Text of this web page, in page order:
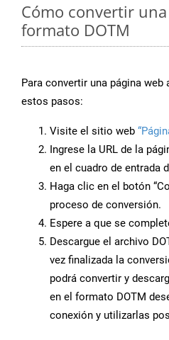
Cómo convertir
formato DOTM
Para convertir una página
estos pasos:
Visite el sitio web
Ingrese la URL de la
en el cuadro de entrada
Haga clic en el botón
proceso de conversión.
Espere a que se
Descargue el archivo
vez finalizada la
podrá convertir y
en el formato DOTM
conexión y utilizarlas